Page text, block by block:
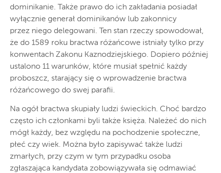
dominikanie. Także prawo do ich zakładania posiadał
wyłącznie generał dominikanów lub zakonnicy
przez niego delegowani. Ten stan rzeczy spowodował,
że do 1589 roku bractwa różańcowe istniały tylko przy
konwentach Zakonu Kaznodziejskiego. Dopiero później
ustalono 11 warunków, które musiał spełnić każdy
proboszcz, starający się o wprowadzenie bractwa
różańcowego do swej parafii.
Na ogół bractwa skupiały ludzi świeckich. Choć bardzo
często ich członkami byli także księża. Należeć do nich
mógł każdy, bez względu na pochodzenie społeczne,
płeć czy wiek. Można było zapisywać także ludzi
zmarłych, przy czym w tym przypadku osoba
zgłaszająca kandydata zobowiązywała się odmawiać